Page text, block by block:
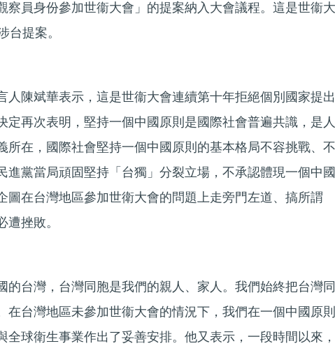
察員身份參加世衞大會」的提案納入大會議程。這是世衞大
台提案。
人陳斌華表示，這是世衞大會連續第十年拒絕個別國家提出
定再次表明，堅持一個中國原則是國際社會普遍共識，是人
所在，國際社會堅持一個中國原則的基本格局不容挑戰、不
進黨當局頑固堅持「台獨」分裂立場，不承認體現一個中國
圖在台灣地區參加世衛大會的問題上走旁門左道、搞所謂
遭挫敗。
的台灣，台灣同胞是我們的親人、家人。我們始終把台灣同
在台灣地區未參加世衞大會的情況下，我們在一個中國原則
全球衛生事業作出了妥善安排。他又表示，一段時間以來，